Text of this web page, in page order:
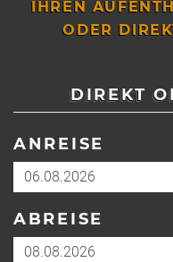
IHREN
ODER
DIREKT
ANREISE
ABREISE